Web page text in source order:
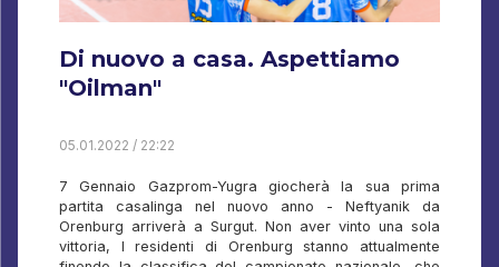
Di nuovo a casa. Aspettiamo
"Oilman"
05.01.2022 / 22:22
7 Gennaio Gazprom-Yugra giocherà la sua prima
partita casalinga nel nuovo anno - Neftyanik da
Orenburg arriverà a Surgut. Non aver vinto una sola
vittoria, I residenti di Orenburg stanno attualmente